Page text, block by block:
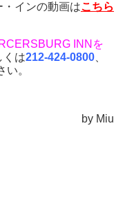
インの動画はこちら
INNを
くは212-424-0800、
い。
by Miu